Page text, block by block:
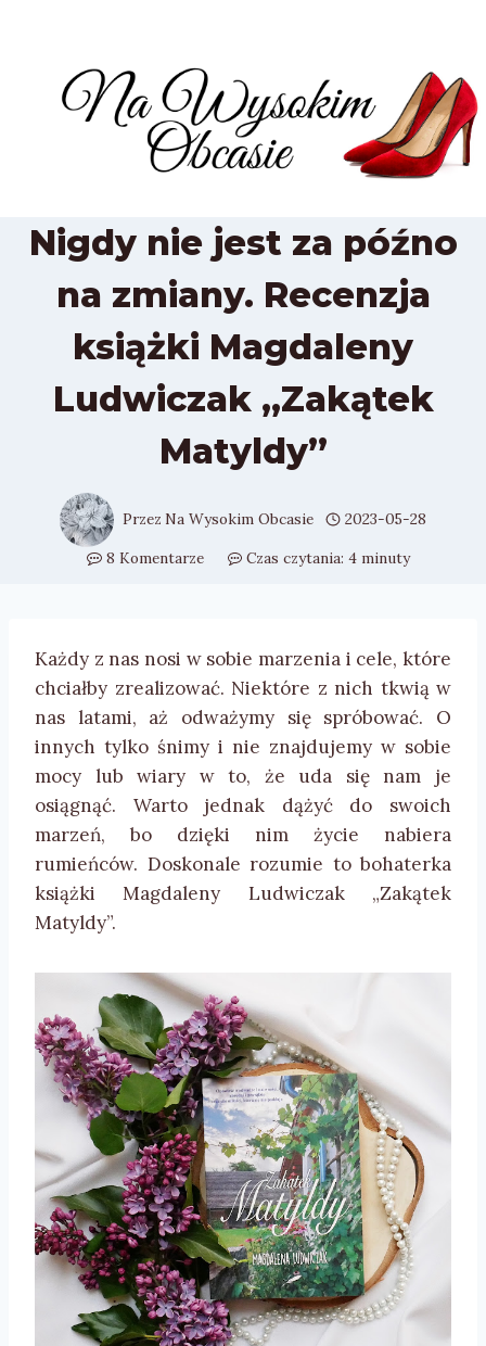
Nigdy nie jest za późno
na zmiany. Recenzja
książki Magdaleny
Ludwiczak „Zakątek
Matyldy”
Przez Na Wysokim Obcasie
2023-05-28
8 Komentarze
Czas czytania: 4 minuty
Każdy z nas nosi w sobie marzenia i cele, które
chciałby zrealizować. Niektóre z nich tkwią w
nas latami, aż odważymy się spróbować. O
innych tylko śnimy i nie znajdujemy w sobie
mocy lub wiary w to, że uda się nam je
osiągnąć. Warto jednak dążyć do swoich
marzeń, bo dzięki nim życie nabiera
rumieńców. Doskonale rozumie to bohaterka
książki Magdaleny Ludwiczak „Zakątek
Matyldy”.